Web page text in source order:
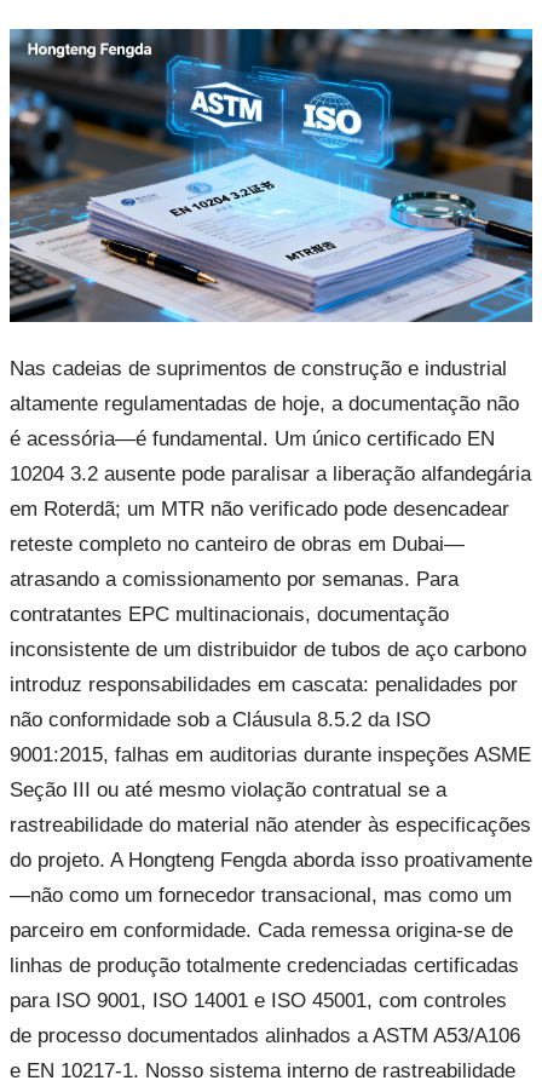
Nas cadeias de suprimentos de construção e industrial
altamente regulamentadas de hoje, a documentação não
é acessória—é fundamental. Um único certificado EN
10204 3.2 ausente pode paralisar a liberação alfandegária
em Roterdã; um MTR não verificado pode desencadear
reteste completo no canteiro de obras em Dubai—
atrasando a comissionamento por semanas. Para
contratantes EPC multinacionais, documentação
inconsistente de um distribuidor de tubos de aço carbono
introduz responsabilidades em cascata: penalidades por
não conformidade sob a Cláusula 8.5.2 da ISO
9001:2015, falhas em auditorias durante inspeções ASME
Seção III ou até mesmo violação contratual se a
rastreabilidade do material não atender às especificações
do projeto. A Hongteng Fengda aborda isso proativamente
—não como um fornecedor transacional, mas como um
parceiro em conformidade. Cada remessa origina-se de
linhas de produção totalmente credenciadas certificadas
para ISO 9001, ISO 14001 e ISO 45001, com controles
de processo documentados alinhados a ASTM A53/A106
e EN 10217-1. Nosso sistema interno de rastreabilidade